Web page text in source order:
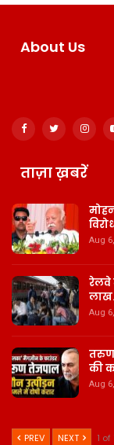
About Us
ताज़ा ख़बरें
Aug
रेलवे
Aug
तरुण
की
Aug
PREV NEXT 1 of